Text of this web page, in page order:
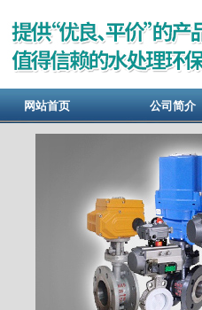
网站首页 公司简介